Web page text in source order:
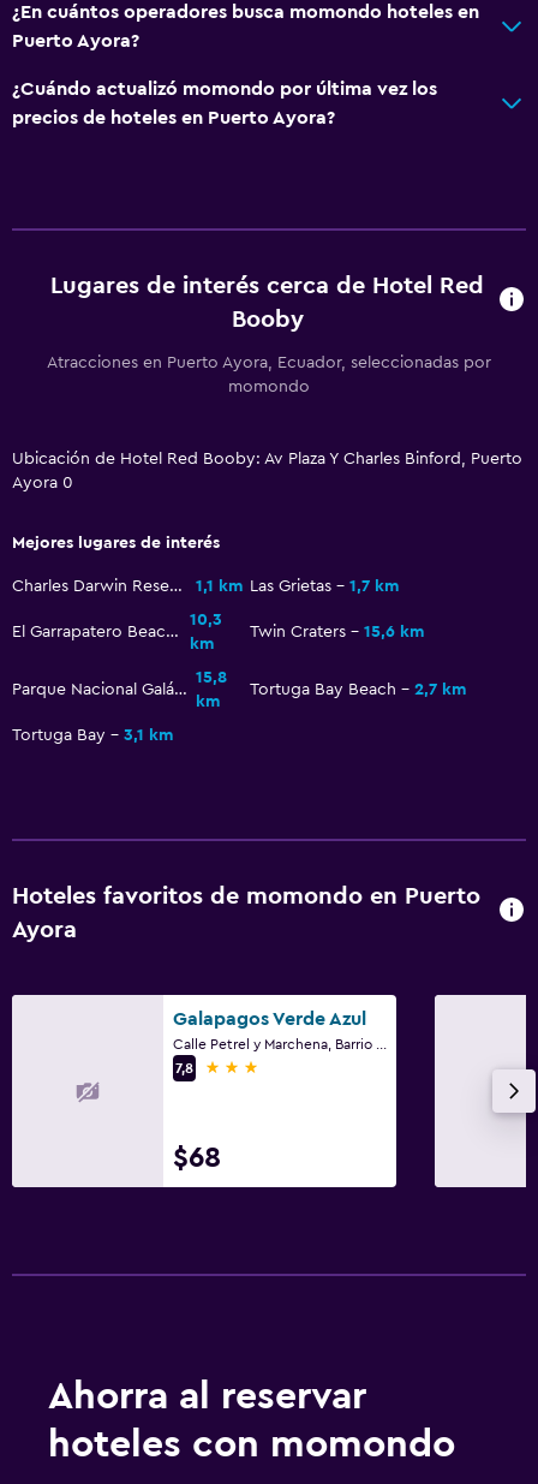
¿En cuántos operadores busca momondo hoteles en
Puerto Ayora?
¿Cuándo actualizó momondo por última vez los
precios de hoteles en Puerto Ayora?
Lugares de interés cerca de Hotel Red
Booby
Atracciones en Puerto Ayora, Ecuador, seleccionadas por
momondo
Ubicación de Hotel Red Booby: Av Plaza Y Charles Binford, Puerto
Ayora 0
Mejores lugares de interés
Charles Darwin Research Station 1,1 km Las Grietas 1,7 km
El Garrapatero Beach
10,3
km
Twin Craters 15,6 km
Parque Nacional Galápagos
15,8
km
Tortuga Bay Beach 2,7 km
Tortuga Bay 3,1 km
Hoteles favoritos de momondo en Puerto
Ayora
Galapagos Verde Azul
7,8
3 estrellas
$68
Ahorra al reservar
hoteles con momondo